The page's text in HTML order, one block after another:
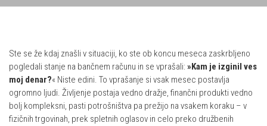
Ste se že kdaj znašli v situaciji, ko ste ob koncu meseca zaskrbljeno
pogledali stanje na bančnem računu in se vprašali: »Kam je izginil ves
moj denar?« Niste edini. To vprašanje si vsak mesec postavlja
ogromno ljudi. Življenje postaja vedno dražje, finančni produkti vedno
bolj kompleksni, pasti potrošništva pa prežijo na vsakem koraku – v
fizičnih trgovinah, prek spletnih oglasov in celo preko družbenih